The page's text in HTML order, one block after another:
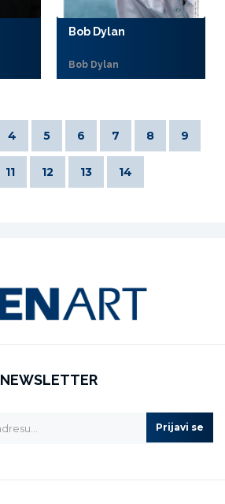
Bob Dylan
Bob Dylan
4 5 6 7 8 9
11 12 13 14
NEWSLETTER
Prijavi se